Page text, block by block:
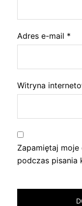
Adres e-mail *
Witryna
Zapamiętaj
podczas pisania